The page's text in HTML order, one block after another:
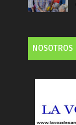
NOSOTROS